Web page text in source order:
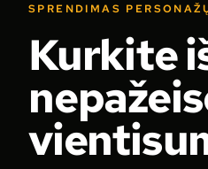
SPRENDIMAS
Kurkite